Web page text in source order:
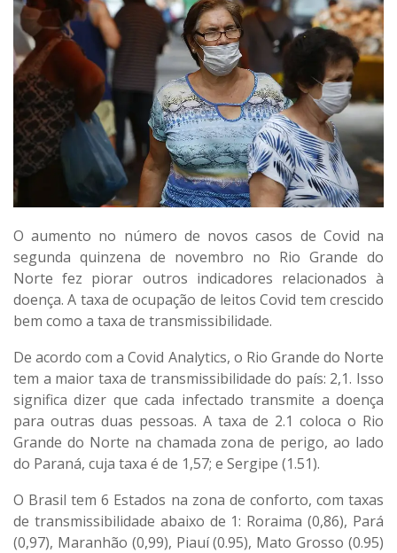
O aumento no número de novos casos de Covid na
segunda quinzena de novembro no Rio Grande do
Norte fez piorar outros indicadores relacionados à
doença. A taxa de ocupação de leitos Covid tem crescido
bem como a taxa de transmissibilidade.
De acordo com a Covid Analytics, o Rio Grande do Norte
tem a maior taxa de transmissibilidade do país: 2,1. Isso
significa dizer que cada infectado transmite a doença
para outras duas pessoas. A taxa de 2.1 coloca o Rio
Grande do Norte na chamada zona de perigo, ao lado
do Paraná, cuja taxa é de 1,57; e Sergipe (1.51).
O Brasil tem 6 Estados na zona de conforto, com taxas
de transmissibilidade abaixo de 1: Roraima (0,86), Pará
(0,97), Maranhão (0,99), Piauí (0.95), Mato Grosso (0.95)